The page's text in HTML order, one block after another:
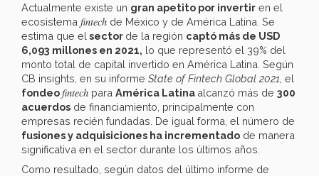
Actualmente existe un gran apetito por invertir en el
ecosistema fintech de México y de América Latina. Se
estima que el sector de la región captó más de USD
6,093 millones en 2021, lo que representó el 39% del
monto total de capital invertido en América Latina. Según
CB insights, en su informe State of Fintech Global 2021, el
fondeofintech para América Latina alcanzó más de 300
acuerdos de financiamiento, principalmente con
empresas recién fundadas. De igual forma, el número de
fusiones y adquisiciones ha incrementado de manera
significativa en el sector durante los últimos años.
Como resultado, según datos del último informe de